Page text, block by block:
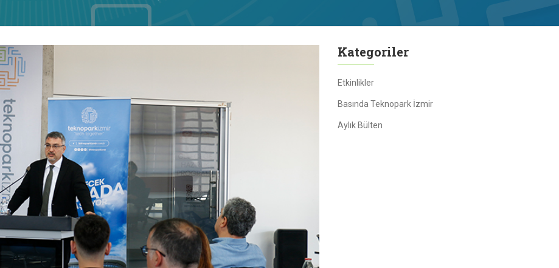
Kategoriler
Etkinlikler
Basında Teknopark İzmir
Aylık Bülten